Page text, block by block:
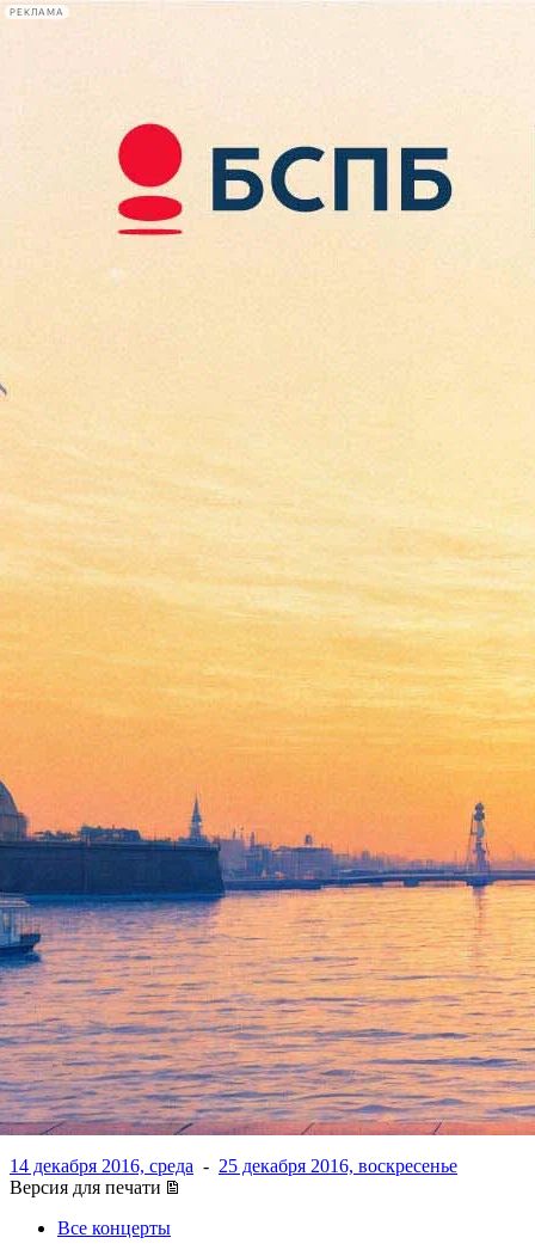
РЕКЛАМА
Сегодня:
2026.08.09
16:57
Афиша Plus
Спиваков, Мацуев и
лауреаты премии Грэмми из
Германии сыграют на
«Площади Искусств»
14 декабря 2016, среда - 25 декабря 2016, воскресенье
Версия для печати
Все концерты